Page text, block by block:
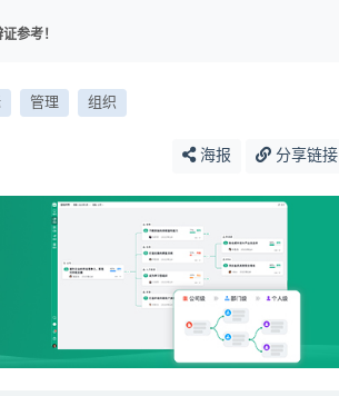
参考！
管理 组织
海报 分享链接